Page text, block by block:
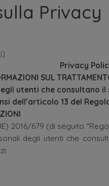
Privacy
Privacy
SUL
utenti che consultano il
dell’articolo 13 del
2016/679 (di seguito
degli utenti che